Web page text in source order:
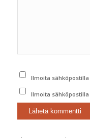
Ilmoita
Ilmoita